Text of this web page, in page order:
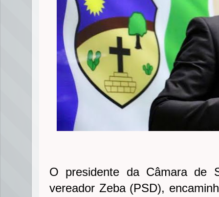
O presidente da Câmara de
vereador Zeba (PSD),